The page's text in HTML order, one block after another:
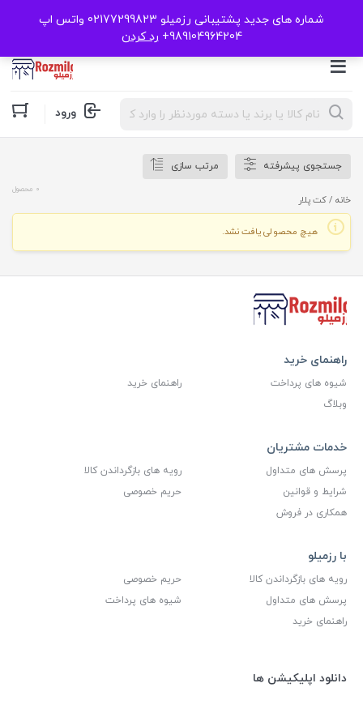
شماره های جدید پشتیبانی رزمیلو 02177299823 واتس اپ
989104964204+
رد کردن
Products
search ورود
جستجوی پیشرفته مرتب سازی
خانه / کت پلار
0 محصول
هیچ محصولی یافت نشد.
راهنمای خرید
شیوه های پرداخت
راهنمای خرید
وبلاگ
خدمات مشتریان
پرسش های متداول
رویه های بازگرداندن کالا
شرایط و قوانین
حریم خصوصی
همکاری در فروش
با رزمیلو
رویه های بازگرداندن کالا
حریم خصوصی
پرسش های متداول
شیوه های پرداخت
راهنمای خرید
دانلود اپلیکیشن ها